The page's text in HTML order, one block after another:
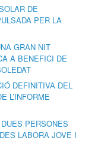
DE
PER LA
GRAN NIT
A BENEFICI DE
DEFINITIVA DEL
L’INFORME
DUES PERSONES
LABORA JOVE I